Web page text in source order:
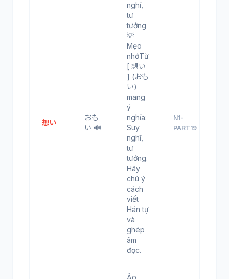
想い
おも
い 🔊
nghĩ,
tư
tưởng
💡
Mẹo
nhớTừ
[ 想い
] (おも
い)
mang
ý
nghĩa:
Suy
nghĩ,
tư
tưởng.
Hãy
chú ý
cách
viết
Hán tự
và
ghép
âm
đọc.
N1-
PART19
Ảo